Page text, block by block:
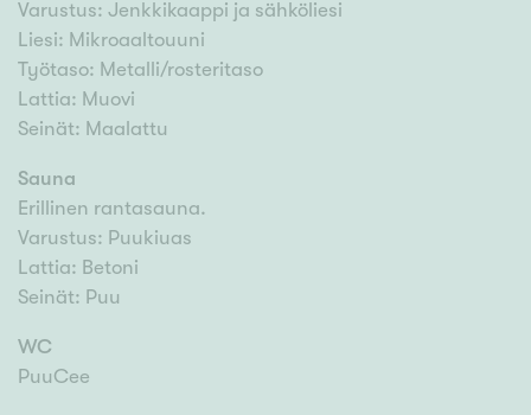
Varustus: Jenkkikaappi ja sähköliesi
Liesi: Mikroaaltouuni
Työtaso: Metalli/rosteritaso
Lattia: Muovi
Seinät: Maalattu
Sauna
Erillinen rantasauna.
Varustus: Puukiuas
Lattia: Betoni
Seinät: Puu
WC
PuuCee